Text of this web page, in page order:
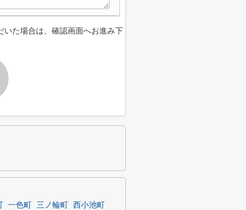
いた場合は、確認画面へお進み下
一色町 三ノ輪町
西小池町